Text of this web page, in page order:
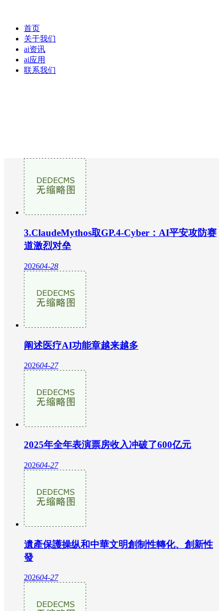
首页
关于我们
ai资讯
ai应用
联系我们
3.ClaudeMythos取GP.4-Cyber：AI平安攻防赛
道激烈对垒
202604-28
阐述医疗AI功能章越来越多
202604-27
2025年全年表演票房收入冲破了600亿元
202604-27
遺產保護操纵和中華文明創制性轉化、創新性
發
202604-27